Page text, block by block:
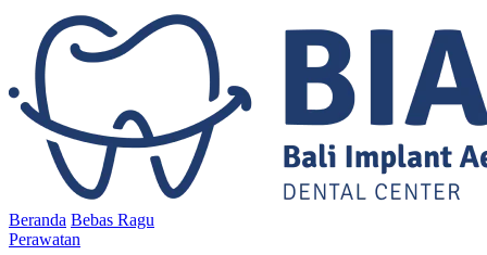
Beranda Bebas Ragu
Perawatan